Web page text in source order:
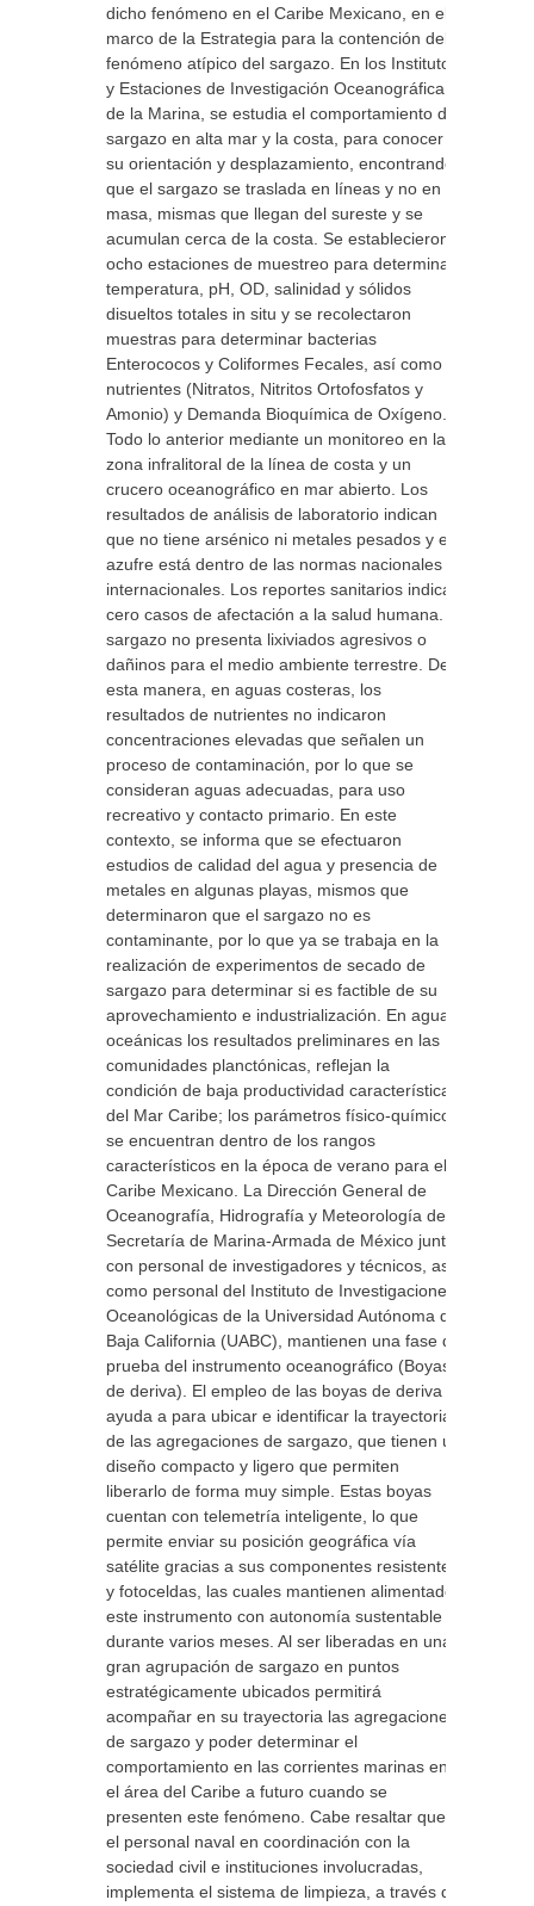
dicho fenómeno en el Caribe Mexicano, en el
marco de la Estrategia para la contención del
fenómeno atípico del sargazo. En los Institutos
y Estaciones de Investigación Oceanográfica
de la Marina, se estudia el comportamiento del
sargazo en alta mar y la costa, para conocer
su orientación y desplazamiento, encontrando
que el sargazo se traslada en líneas y no en
masa, mismas que llegan del sureste y se
acumulan cerca de la costa. Se establecieron
ocho estaciones de muestreo para determinar:
temperatura, pH, OD, salinidad y sólidos
disueltos totales in situ y se recolectaron
muestras para determinar bacterias
Enterococos y Coliformes Fecales, así como
nutrientes (Nitratos, Nitritos Ortofosfatos y
Amonio) y Demanda Bioquímica de Oxígeno.
Todo lo anterior mediante un monitoreo en la
zona infralitoral de la línea de costa y un
crucero oceanográfico en mar abierto. Los
resultados de análisis de laboratorio indican
que no tiene arsénico ni metales pesados y el
azufre está dentro de las normas nacionales e
internacionales. Los reportes sanitarios indican
cero casos de afectación a la salud humana. El
sargazo no presenta lixiviados agresivos o
dañinos para el medio ambiente terrestre. De
esta manera, en aguas costeras, los
resultados de nutrientes no indicaron
concentraciones elevadas que señalen un
proceso de contaminación, por lo que se
consideran aguas adecuadas, para uso
recreativo y contacto primario. En este
contexto, se informa que se efectuaron
estudios de calidad del agua y presencia de
metales en algunas playas, mismos que
determinaron que el sargazo no es
contaminante, por lo que ya se trabaja en la
realización de experimentos de secado de
sargazo para determinar si es factible de su
aprovechamiento e industrialización. En aguas
oceánicas los resultados preliminares en las
comunidades planctónicas, reflejan la
condición de baja productividad características
del Mar Caribe; los parámetros físico-químicos,
se encuentran dentro de los rangos
característicos en la época de verano para el
Caribe Mexicano. La Dirección General de
Oceanografía, Hidrografía y Meteorología de la
Secretaría de Marina-Armada de México junto
con personal de investigadores y técnicos, así
como personal del Instituto de Investigaciones
Oceanológicas de la Universidad Autónoma de
Baja California (UABC), mantienen una fase de
prueba del instrumento oceanográfico (Boyas
de deriva). El empleo de las boyas de deriva
ayuda a para ubicar e identificar la trayectoria
de las agregaciones de sargazo, que tienen un
diseño compacto y ligero que permiten
liberarlo de forma muy simple. Estas boyas
cuentan con telemetría inteligente, lo que
permite enviar su posición geográfica vía
satélite gracias a sus componentes resistentes
y fotoceldas, las cuales mantienen alimentado
este instrumento con autonomía sustentable
durante varios meses. Al ser liberadas en una
gran agrupación de sargazo en puntos
estratégicamente ubicados permitirá
acompañar en su trayectoria las agregaciones
de sargazo y poder determinar el
comportamiento en las corrientes marinas en
el área del Caribe a futuro cuando se
presenten este fenómeno. Cabe resaltar que,
el personal naval en coordinación con la
sociedad civil e instituciones involucradas,
implementa el sistema de limpieza, a través del